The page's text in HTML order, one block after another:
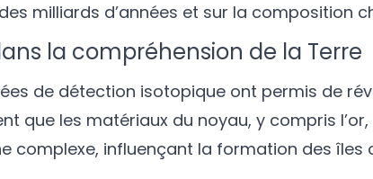
milliards d’années et sur la composition
la compréhension de la Terre
de détection isotopique ont permis de
que les matériaux du noyau, y compris
complexe, influençant la formation des